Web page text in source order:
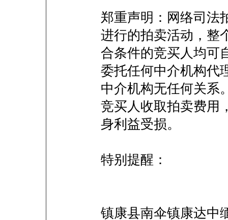
郑重声明：网络司法
进行的拍卖活动，整
合条件的竞买人均可
委托任何中介机构代
中介机构无任何关系
竞买人收取拍卖费用
身利益受损。
特别提醒：
镇康县南伞镇康达中